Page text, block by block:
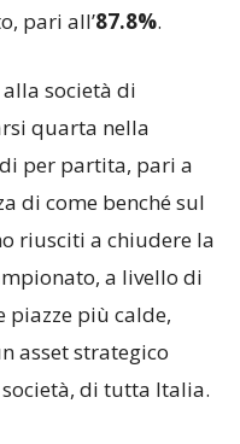
pari all’87.8%.
società di
quarta nella
per partita, pari a
di come benché sul
riusciti a chiudere la
a livello di
piazze più calde,
asset strategico
di tutta Italia.